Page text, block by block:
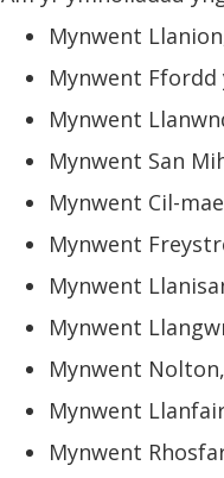
Mynwent
Mynwent Ffordd
Mynwent
Mynwent San
Mynwent Cil-
Mynwent
Mynwent
Mynwent
Mynwent
Mynwent
Mynwent